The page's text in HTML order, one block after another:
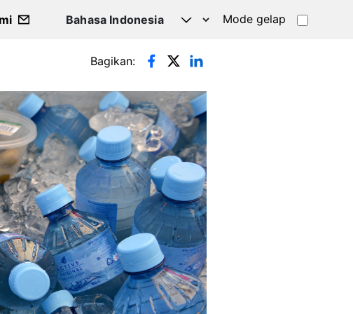
Mode gelap
Bagikan: